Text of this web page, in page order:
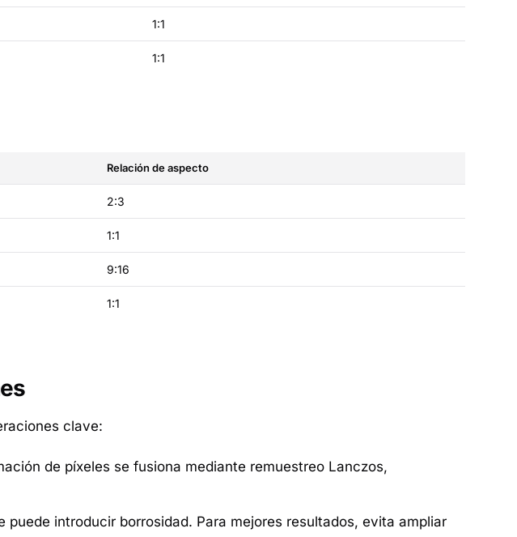
1:1
1:1
Relación de aspecto
2:3
1:1
9:16
1:1
clave:
de píxeles se fusiona mediante remuestreo Lanczos,
introducir borrosidad. Para mejores resultados, evita ampliar